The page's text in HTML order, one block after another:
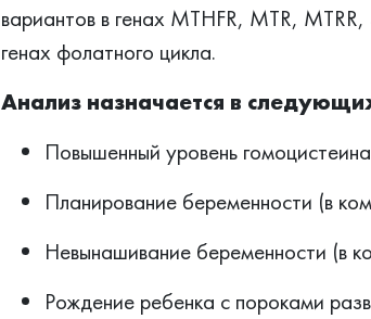
вариантов в генах MTHFR, MTR,
генах фолатного цикла.
Анализ назначается в
Повышенный уровень
Планирование беременности (в
Невынашивание беременности (в
Рождение ребенка с пороками